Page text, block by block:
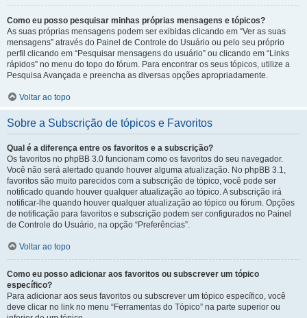
Como eu posso pesquisar minhas próprias mensagens e tópicos?
As suas próprias mensagens podem ser exibidas clicando em “Ver as suas
mensagens” através do Painel de Controle do Usuário ou pelo seu próprio
perfil clicando em “Pesquisar mensagens do usuário” ou clicando em “Links
rápidos” no menu do topo do fórum. Para encontrar os seus tópicos, utilize a
Pesquisa Avançada e preencha as diversas opções apropriadamente.
Voltar ao topo
Sobre a Subscrição de tópicos e Favoritos
Qual é a diferença entre os favoritos e a subscrição?
Os favoritos no phpBB 3.0 funcionam como os favoritos do seu navegador.
Você não será alertado quando houver alguma atualização. No phpBB 3.1,
favoritos são muito parecidos com a subscrição de tópico, você pode ser
notificado quando houver qualquer atualização ao tópico. A subscrição irá
notificar-lhe quando houver qualquer atualização ao tópico ou fórum. Opções
de notificação para favoritos e subscrição podem ser configurados no Painel
de Controle do Usuário, na opção “Preferências”.
Voltar ao topo
Como eu posso adicionar aos favoritos ou subscrever um tópico
específico?
Para adicionar aos seus favoritos ou subscrever um tópico específico, você
deve clicar no link no menu “Ferramentas do Tópico” na parte superior ou